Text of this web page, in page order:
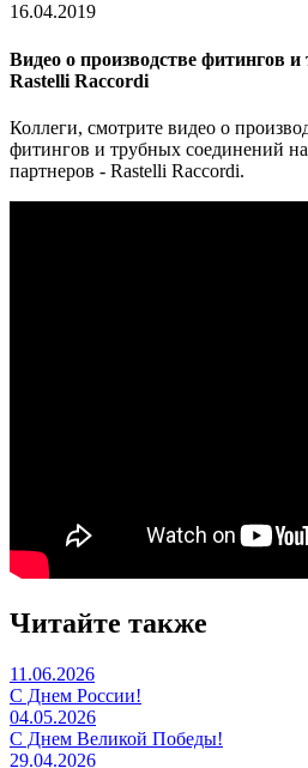
16.04.2019
Видео о производстве фитингов
Rastelli Raccordi
Коллеги, смотрите видео о
фитингов и трубных соединений
партнеров - Rastelli Raccordi.
Читайте также
11.06.2026
С Днем России!
04.05.2026
С Днем Великой Победы!
29.04.2026